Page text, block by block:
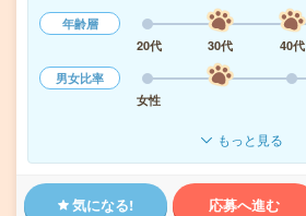
年齢層
20代
30代 40代
男女比率
女性
もっと見る
気になる! 応募へ進む